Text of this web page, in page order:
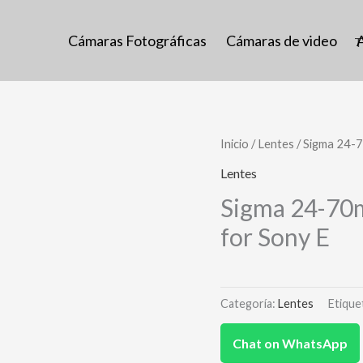
Cámaras Fotográficas Cámaras de video
Inicio /Lentes / Sigma 24-
Lentes
Sigma 24-
for Sony E
Categoría: Lentes
Chat on WhatsApp